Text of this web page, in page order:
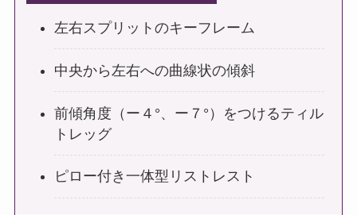
左右スプリットのキーフレーム
中央から左右への曲線状の傾斜
前傾角度（ー４°、ー７°）をつけるティル
トレッグ
ピロー付き一体型リストレスト